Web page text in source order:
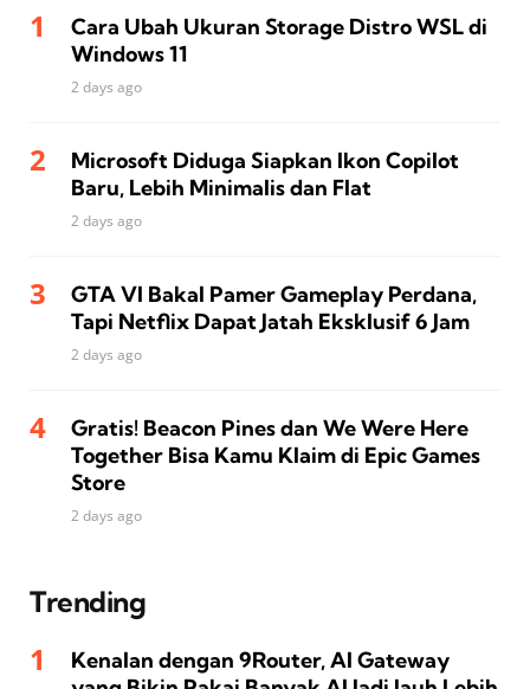
Cara Ubah Ukuran Storage Distro WSL di
Windows 11
2 days ago
Microsoft Diduga Siapkan Ikon Copilot
Baru, Lebih Minimalis dan Flat
2 days ago
GTA VI Bakal Pamer Gameplay Perdana,
Tapi Netflix Dapat Jatah Eksklusif 6 Jam
2 days ago
Gratis! Beacon Pines dan We Were Here
Together Bisa Kamu Klaim di Epic Games
Store
2 days ago
Trending
Kenalan dengan 9Router, AI Gateway